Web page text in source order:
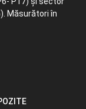
Măsurători în